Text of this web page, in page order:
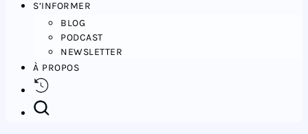
S’INFORMER
BLOG
PODCAST
NEWSLETTER
À PROPOS